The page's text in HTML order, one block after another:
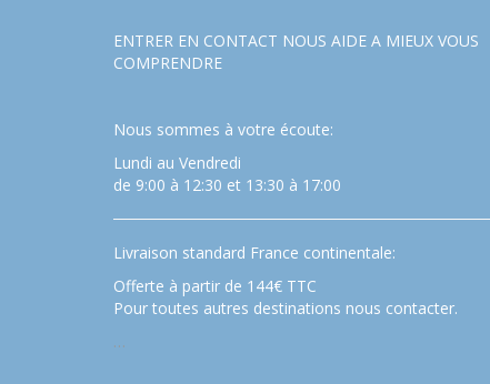
ENTRER EN CONTACT NOUS AIDE A MIEUX VOUS
COMPRENDRE
Nous sommes à votre écoute:
Lundi au Vendredi
de 9:00 à 12:30 et 13:30 à 17:00
Livraison standard France continentale:
Offerte à partir de 144€ TTC
Pour toutes autres destinations nous contacter.
…